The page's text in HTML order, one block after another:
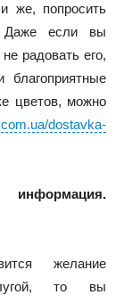
же, попросить
Даже если вы
радовать его,
цветов, можно
dostavka-
желание
то вы